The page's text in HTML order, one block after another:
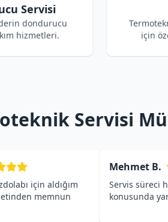
Servisi
dondurucu
hizmetleri.
için
Servisi
için aldığım
memnun
Mehmet B.
Servis süreci
konusunda